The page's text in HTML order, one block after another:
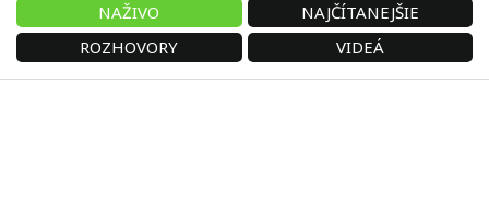
NAŽIVO
NAJČÍTANEJŠIE
ROZHOVORY
VIDEÁ